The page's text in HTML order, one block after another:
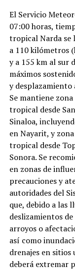
El Servicio
07:00 horas,
tropical Narda se
a 110 kilómetros
y a 155 km al sur
máximos
y desplazamiento
Se mantiene
tropical desde
Sinaloa,
en Nayarit, y
tropical desde
Sonora. Se
en zonas de
precauciones y
autoridades del
que, debido a las
deslizamientos
arroyos o
así como
drenajes en
deberá extremar